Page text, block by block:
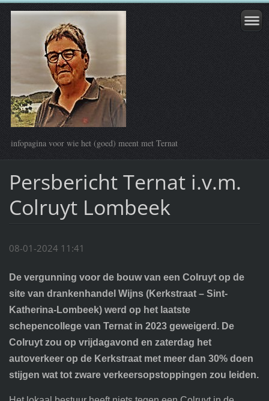
infopagina voor wie het (goed) meent met Ternat
Persbericht Ternat i.v.m.
Colruyt Lombeek
08-01-2024 11:41
De vergunning voor de bouw van een Colruyt op de
site van drankenhandel Wijns (Kerkstraat – Sint-
Katherina-Lombeek) werd op het laatste
schepencollege van Ternat in 2023 geweigerd. De
Colruyt zou op vrijdagavond en zaterdag het
autoverkeer op de Kerkstraat met meer dan 30% doen
stijgen wat tot zware verkeersopstoppingen zou leiden.